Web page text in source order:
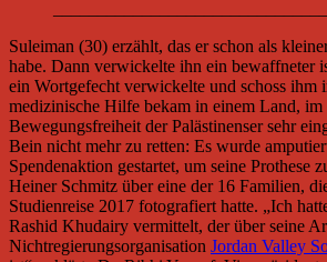
Suleiman (30) erzählt, das er schon als
habe. Dann verwickelte ihn ein bewaffneter
ein Wortgefecht verwickelte und schoss ihm
medizinische Hilfe bekam in einem Land, im
Bewegungsfreiheit der Palästinenser sehr
Bein nicht mehr zu retten: Es wurde
Spendenaktion gestartet, um seine Prothese
Heiner Schmitz über eine der 16 Familien,
Studienreise 2017 fotografiert hatte. „Ich
Rashid Khudairy vermittelt, der über seine
Nichtregierungsorganisation Jordan Valley